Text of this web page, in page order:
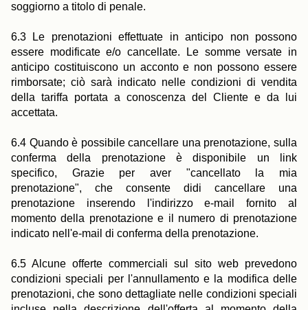
soggiorno a titolo di penale.
6.3 Le prenotazioni effettuate in anticipo non possono
essere modificate e/o cancellate. Le somme versate in
anticipo costituiscono un acconto e non possono essere
rimborsate; ciò sarà indicato nelle condizioni di vendita
della tariffa portata a conoscenza del Cliente e da lui
accettata.
6.4 Quando è possibile cancellare una prenotazione, sulla
conferma della prenotazione è disponibile un link
specifico, Grazie per aver "cancellato la mia
prenotazione", che consente didi cancellare una
prenotazione inserendo l'indirizzo e-mail fornito al
momento della prenotazione e il numero di prenotazione
indicato nell'e-mail di conferma della prenotazione.
6.5 Alcune offerte commerciali sul sito web prevedono
condizioni speciali per l'annullamento e la modifica delle
prenotazioni, che sono dettagliate nelle condizioni speciali